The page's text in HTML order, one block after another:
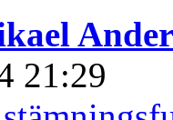
21:29